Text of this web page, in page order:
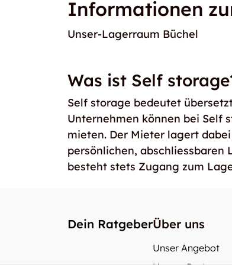
Informationen
Unser-Lagerraum Büchel
Was ist Self
Self storage bedeutet
Unternehmen können bei Self
mieten. Der Mieter lagert
persönlichen, abschliessbaren
besteht stets Zugang zum
Dein RatgeberÜber uns
Unser Angebot